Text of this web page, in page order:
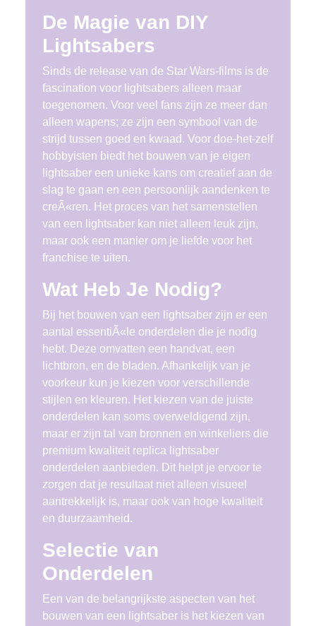
De Magie van DIY
Lightsabers
Sinds de release van de Star Wars-films is de
fascination voor lightsabers alleen maar
toegenomen. Voor veel fans zijn ze meer dan
alleen wapens; ze zijn een symbool van de
strijd tussen goed en kwaad. Voor doe-het-zelf
hobbyisten biedt het bouwen van je eigen
lightsaber een unieke kans om creatief aan de
slag te gaan en een persoonlijk aandenken te
creÃ«ren. Het proces van het samenstellen
van een lightsaber kan niet alleen leuk zijn,
maar ook een manier om je liefde voor het
franchise te uiten.
Wat Heb Je Nodig?
Bij het bouwen van een lightsaber zijn er een
aantal essentiÃ«le onderdelen die je nodig
hebt. Deze omvatten een handvat, een
lichtbron, en de bladen. Afhankelijk van je
voorkeur kun je kiezen voor verschillende
stijlen en kleuren. Het kiezen van de juiste
onderdelen kan soms overweldigend zijn,
maar er zijn tal van bronnen en winkeliers die
premium kwaliteit replica lightsaber
onderdelen aanbieden. Dit helpt je ervoor te
zorgen dat je resultaat niet alleen visueel
aantrekkelijk is, maar ook van hoge kwaliteit
en duurzaamheid.
Selectie van
Onderdelen
Een van de belangrijkste aspecten van het
bouwen van een lightsaber is het kiezen van